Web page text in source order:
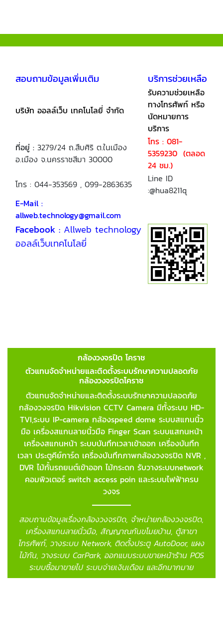
สอบถามข้อมูลเพิ่มเติม บริการช่วยเหลือ
บริษัท ออลล์เว็บ เทคโนโลยี่ จำกัด
รับความช่วยเหลือ
ทางโทรศัพท์ หรือ
นัดหมายการ
บริการ
ที่อยู่ : 3279/24 ถ.สืบศิริ ต.ในเมือง
อ.เมือง จ.นครราชสีมา 30000
โทร : 081-
5359230 (ตลอด
24 ชม.)
โทร : 044-353569 , 099-2863635
Line ID
:@hua8211q
E-Mail :
allweb.technology@gmail.com
Facebook : Allweb technology
ออลล์เว็บเทคโนโลยี่
กล้องวงจรปิด โคราช
ตัวแทนจัดจำหน่ายและติดตั้งระบบรักษาความปลอดภัย
กล้องวงจรปิดโคราช
ตัวแทนจัดจำหน่ายและติดตั้งระบบรักษาความปลอดภัย
กล้องวงจรปิด Hikvision CCTV Camera มีทั้งระบบ HD-
TVI,ระบบ IP-camera กล้องspeed dome ระบบสแกนนิ้ว
มือ เครื่องสแกนลายนิ้วมือ Finger Scan ระบบแสกนหน้า
เครื่องสแกนหน้า ระบบบันทึกเวลาเข้าออก เครื่องบันทึก
เวลา ประตูคีย์การ์ด เครื่องบันทึกภาพกล้องวงจรปิด NVR ,
DVR ไม้กั้นรถยนต์เข้าออก ไม้กระดก รับวางระบบnetwork
คอมพิวเตอร์ switch access poin และระบบไฟฟ้าครบ
วงจร
สอบถามข้อมูลเรื่องกล้องวงจรปิด, จำหน่ายกล้องวงจรปิด,
เครื่องสแกนลายนิ้วมือ, สัญญาณกันขโมยบ้าน, ตู้สาขา
โทรศัพท์, วางระบบ Network, ติดตั้งประตู AutoDoor, แผง
ไม้กัน, วางระบบ CarPark, ออกแบบระบบขายหน้าร้าน POS
ระบบซื้อมาขายไป ระบบจ่ายเงินเดือน และอีกมากมาย